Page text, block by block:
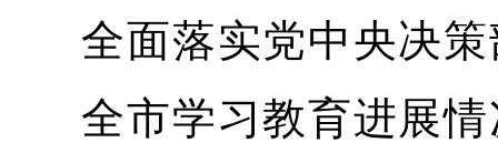
全面落实党中央决
全市学习教育进展